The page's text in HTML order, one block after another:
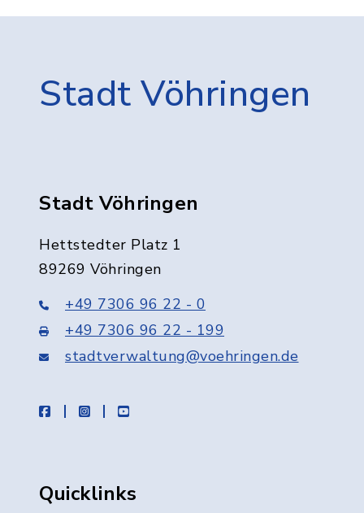
Stadt Vöhringen
Stadt Vöhringen
Hettstedter Platz 1
89269 Vöhringen
+49 7306 96 22 - 0
+49 7306 96 22 - 199
stadtverwaltung@voehringen.de
facebookinstagramyoutube
Quicklinks